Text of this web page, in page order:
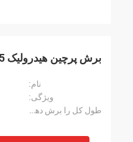
برش پرچین هیدرولیک 2.5 متری: پیرایش و هرس حرفه ای درختان با راندمان بالا
نام:
ویژگی:
طول کل را برش دهید: